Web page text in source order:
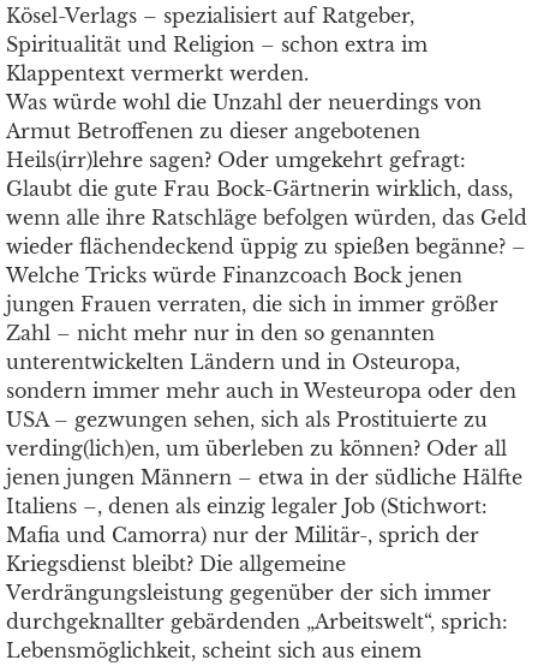
Kösel-Verlags – spezialisiert auf Ratgeber,
Spiritualität und Religion – schon extra im
Klappentext vermerkt werden.
Was würde wohl die Unzahl der neuerdings von
Armut Betroffenen zu dieser angebotenen
Heils(irr)lehre sagen? Oder umgekehrt gefragt:
Glaubt die gute Frau Bock-Gärtnerin wirklich, dass,
wenn alle ihre Ratschläge befolgen würden, das Geld
wieder flächendeckend üppig zu spießen begänne? –
Welche Tricks würde Finanzcoach Bock jenen
jungen Frauen verraten, die sich in immer größer
Zahl – nicht mehr nur in den so genannten
unterentwickelten Ländern und in Osteuropa,
sondern immer mehr auch in Westeuropa oder den
USA – gezwungen sehen, sich als Prostituierte zu
verding(lich)en, um überleben zu können? Oder all
jenen jungen Männern – etwa in der südliche Hälfte
Italiens –, denen als einzig legaler Job (Stichwort:
Mafia und Camorra) nur der Militär-, sprich der
Kriegsdienst bleibt? Die allgemeine
Verdrängungsleistung gegenüber der sich immer
durchgeknallter gebärdenden „Arbeitswelt“, sprich:
Lebensmöglichkeit, scheint sich aus einem